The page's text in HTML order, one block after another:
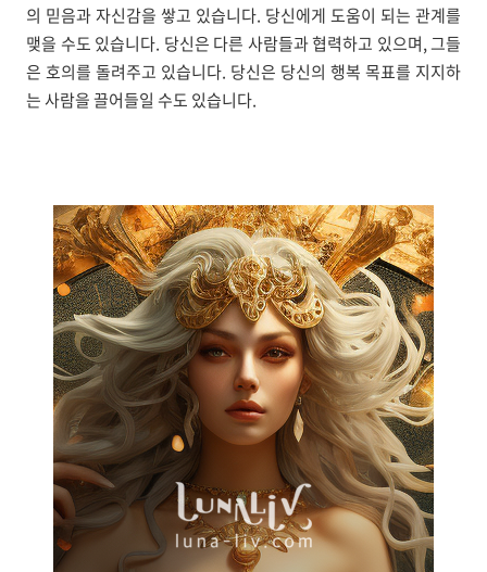
의 믿음과 자신감을 쌓고 있습니다. 당신에게 도움이 되는 관계를
맺을 수도 있습니다. 당신은 다른 사람들과 협력하고 있으며, 그들
은 호의를 돌려주고 있습니다. 당신은 당신의 행복 목표를 지지하
는 사람을 끌어들일 수도 있습니다.